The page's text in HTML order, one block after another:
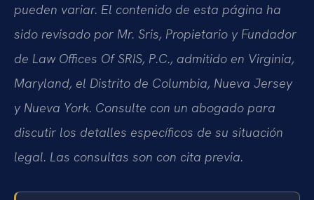
pueden variar. El contenido de esta página ha
sido revisado por Mr. Sris, Propietario y Fundador
de Law Offices Of SRIS, P.C., admitido en Virginia,
Maryland, el Distrito de Columbia, Nueva Jersey
y Nueva York. Consulte con un abogado para
discutir los detalles específicos de su situación
legal. Las consultas son con cita previa.